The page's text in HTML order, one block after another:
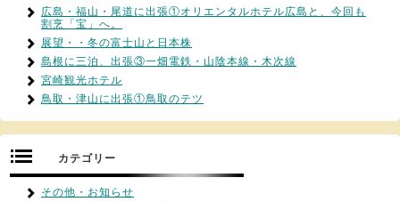
広島・福山・尾道に出張①オリエンタルホテル広島と、今回も
割烹「宝」へ。
展望・・冬の富士山と日本株
島根に三泊、出張③一畑電鉄・山陰本線・木次線
宮崎観光ホテル
鳥取・津山に出張①鳥取のテツ
カテゴリー
その他・お知らせ